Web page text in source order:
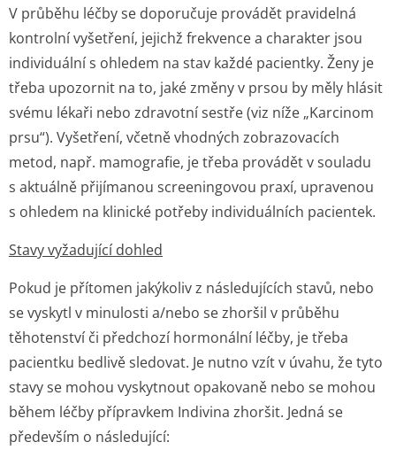
V průběhu léčby se doporučuje provádět pravidelná
kontrolní vyšetření, jejichž frekvence a charakter jsou
individuální s ohledem na stav každé pacientky. Ženy je
třeba upozornit na to, jaké změny v prsou by měly hlásit
svému lékaři nebo zdravotní sestře (viz níže „Karcinom
prsu“). Vyšetření, včetně vhodných zobrazovacích
metod, např. mamografie, je třeba provádět v souladu
s aktuálně přijímanou screeningovou praxí, upravenou
s ohledem na klinické potřeby individuálních pacientek.
Stavy vyžadující dohled
Pokud je přítomen jakýkoliv z následujících stavů, nebo
se vyskytl v minulosti a/nebo se zhoršil v průběhu
těhotenství či předchozí hormonální léčby, je třeba
pacientku bedlivě sledovat. Je nutno vzít v úvahu, že tyto
stavy se mohou vyskytnout opakovaně nebo se mohou
během léčby přípravkem Indivina zhoršit. Jedná se
především o následující: